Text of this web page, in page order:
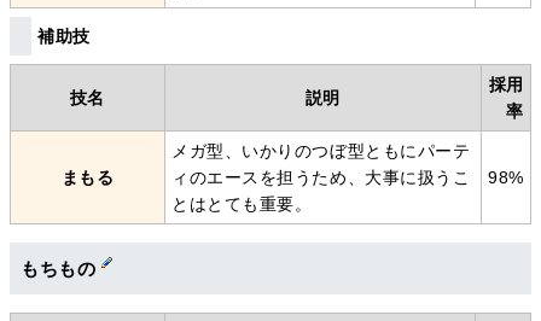
補助技
技名 説明
採用
率
まもる
メガ型、いかりのつぼ型ともにパーテ
ィのエースを担うため、大事に扱うこ
とはとても重要。
98%
もちもの